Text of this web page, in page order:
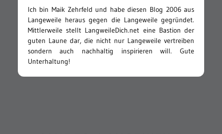
Ich bin Maik Zehrfeld und habe diesen Blog 2006 aus
Langeweile heraus gegen die Langeweile gegründet.
Mittlerweile stellt LangweileDich.net eine Bastion der
guten Laune dar, die nicht nur Langeweile vertreiben
sondern auch nachhaltig inspirieren will. Gute
Unterhaltung!